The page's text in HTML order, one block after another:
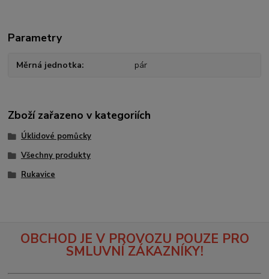
Parametry
Měrná jednotka pár
Zboží zařazeno v kategoriích
Úklidové pomůcky
Všechny produkty
Rukavice
OBCHOD JE V PROVOZU POUZE PRO
SMLUVNÍ ZÁKAZNÍKY!